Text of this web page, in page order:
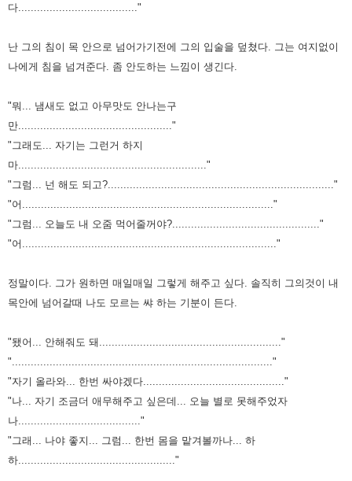
다......................................"
난 그의 침이 목 안으로 넘어가기전에 그의 입술을 덮쳤다.
그는 여지없이
나에게 침을 넘겨준다. 좀 안도하는 느낌이 생긴다.
"뭐... 냄새도 없고 아무맛도 안나는구
만................................................."
"그래도... 자기는 그런거 하지
마............................................................"
"그럼... 넌 해도 되고?........................................................................"
"어................................................................................"
"그럼... 오늘도 내 오줌 먹어줄꺼야?..............................................."
"어................................................................................."
정말이다. 그가 원하면 매일매일 그렇게 해주고 싶다. 솔직히 그의것이 내
목안에 넘어갈때 나도 모르는 쌰 하는 기분이 든다.
"됐어... 안해줘도 돼.........................................................."
"..................................................................................."
"자기 올라와... 한번 싸야겠다............................................."
"나... 자기 조금더 애무해주고 싶은데... 오늘 별로 못해주었자
나......................................."
"그래... 나야 좋지... 그럼... 한번 몸을 맡겨볼까나... 하
하.................................................."